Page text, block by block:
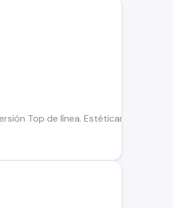
Top de línea. Estéticamente